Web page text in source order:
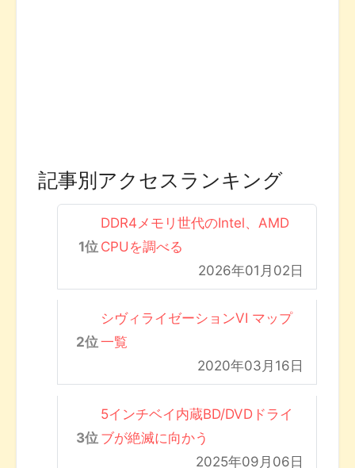
記事別アクセスランキング
DDR4メモリ世代のIntel、AMD
CPUを調べる
2026年01月02日
シヴィライゼーションVI マップ
一覧
2020年03月16日
5インチベイ内蔵BD/DVDドライ
ブが絶滅に向かう
2025年09月06日